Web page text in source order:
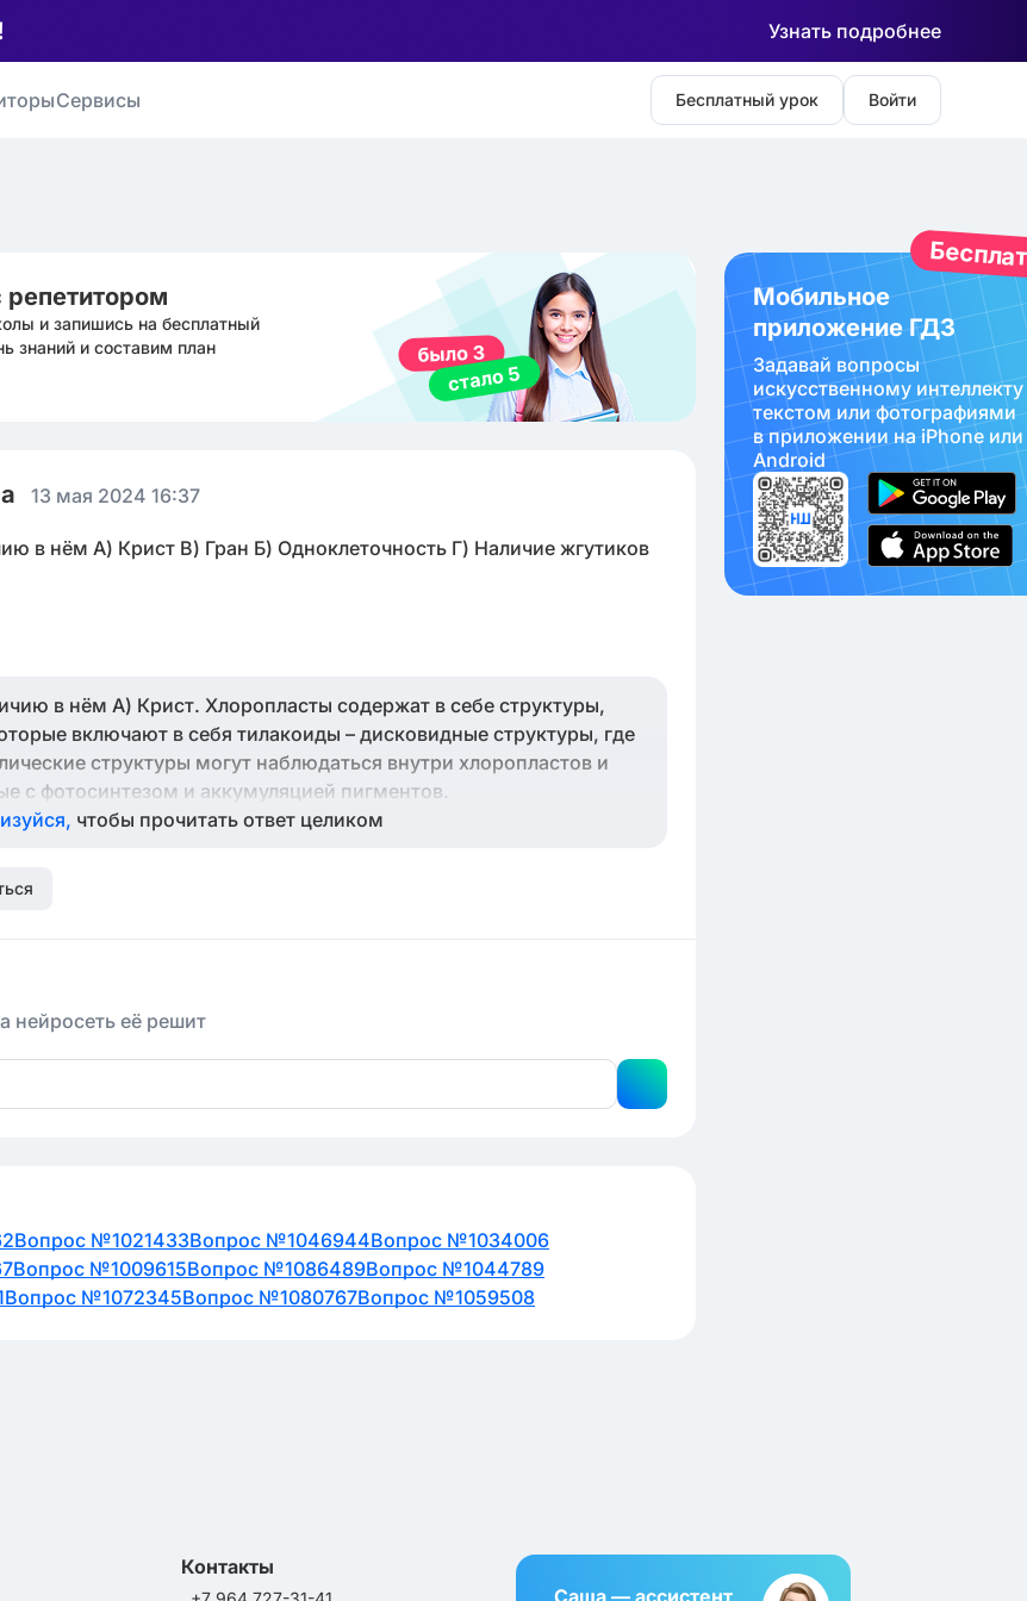
Узнать подробнее
Сервисы Бесплатный урок Войти
и запишись на бесплатный
знаний и составим план
13 мая 2024 16:37
в нём А) Крист В) Гран Б) Одноклеточность Г) Наличие жгутиков
в нём А) Крист. Хлоропласты содержат в себе структуры,
включают в себя тилакоиды – дисковидные структуры, где
структуры могут наблюдаться внутри хлоропластов и
с фотосинтезом и аккумуляцией пигментов.
чтобы прочитать ответ целиком
нейросеть её решит
Вопрос №1021433Вопрос №1046944Вопрос №1034006
Вопрос №1009615Вопрос №1086489Вопрос №1044789
Вопрос №1072345Вопрос №1080767Вопрос №1059508
Мобильное
приложение ГДЗ
Задавай вопросы
искуcственному интеллекту
текстом или фотографиями
в приложении на iPhone или
Android
Контакты
Саша — ассистент